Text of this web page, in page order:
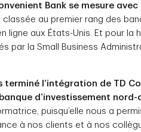
Bank se mesure
classée au premier rang des
ligne aux États-Unis. Et pour la
par la Small Business
terminé l’intégration de TD
d’investissement
puisqu’elle nous a
à nos clients et à nos